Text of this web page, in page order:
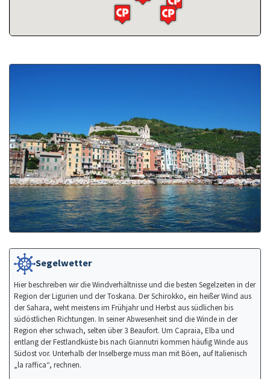
Segelwetter
Hier beschreiben wir die Windverhältnisse und die besten Segelzeiten in der
Region der Ligurien und der Toskana. Der Schirokko, ein heißer Wind aus
der Sahara, weht meistens im Frühjahr und Herbst aus südlichen bis
südöstlichen Richtungen. In seiner Abwesenheit sind die Winde in der
Region eher schwach, selten über 3 Beaufort. Um Capraia, Elba und
entlang der Festlandküste bis nach Giannutri kommen häufig Winde aus
Südost vor. Unterhalb der Inselberge muss man mit Böen, auf Italienisch
„la raffica“, rechnen.